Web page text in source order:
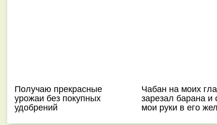
Получаю прекрасные
урожаи без покупных
удобрений
Чабан на моих
зарезал барана и
мои руки в его